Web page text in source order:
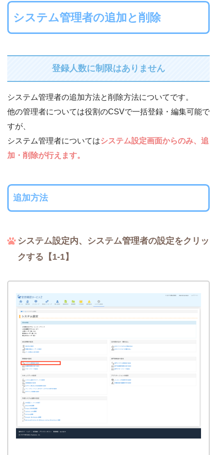
システム管理者の追加と削除
登録人数に制限はありません
システム管理者の追加方法と削除方法についてです。
他の管理者については役割のCSVで一括登録・編集可能で
すが、
システム管理者についてはシステム設定画面からのみ、追
加・削除が行えます。
追加方法
システム設定内、システム管理者の設定をクリッ
クする【1-1】